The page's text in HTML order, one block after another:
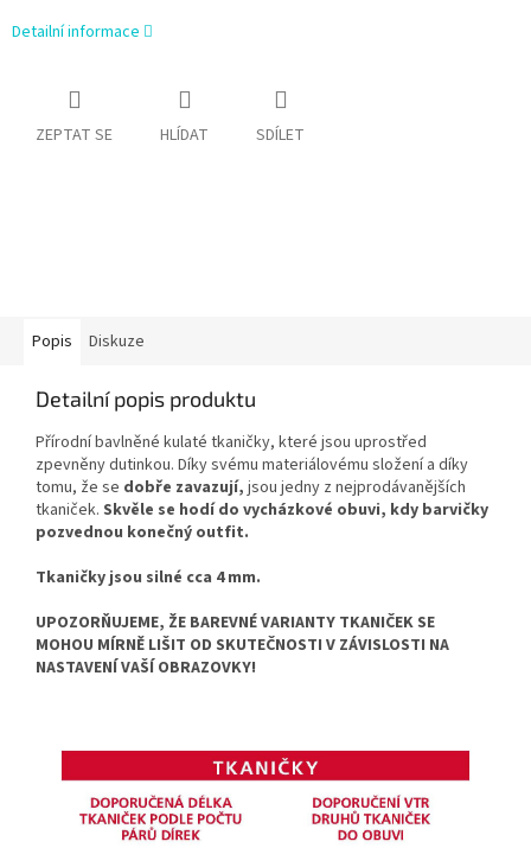
Detailní informace
ZEPTAT SE HLÍDAT SDÍLET
Popis Diskuze
Detailní popis produktu
Přírodní bavlněné kulaté tkaničky, které jsou uprostřed
zpevněny dutinkou. Díky svému materiálovému složení a díky
tomu, že se dobře zavazují, jsou jedny z nejprodávanějších
tkaniček. Skvěle se hodí do vycházkové obuvi, kdy barvičky
pozvednou konečný outfit.
Tkaničky jsou silné cca 4 mm.
UPOZORŇUJEME, ŽE BAREVNÉ VARIANTY TKANIČEK SE
MOHOU MÍRNĚ LIŠIT OD SKUTEČNOSTI V ZÁVISLOSTI NA
NASTAVENÍ VAŠÍ OBRAZOVKY!